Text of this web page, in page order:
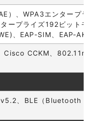
）、WPA3エンタープラ
タープライズ192ビットモ
、EAP-SIM、EAP-AKA
Cisco CCKM、802.11r
、BLE（Bluetooth